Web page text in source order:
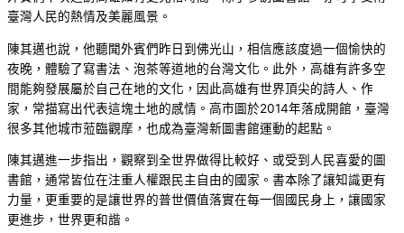
臺灣人民的熱情及美麗風景。
陳其邁也說，他聽聞外賓們昨日到佛光山，相信應該度過一個愉快的
夜晚，體驗了寫書法、泡茶等道地的台灣文化。此外，高雄有許多空
間能夠發展屬於自己在地的文化，因此高雄有世界頂尖的詩人、作
家，常描寫出代表這塊土地的感情。高市圖於2014年落成開館，臺灣
很多其他城市蒞臨觀摩，也成為臺灣新圖書館運動的起點。
陳其邁進一步指出，觀察到全世界做得比較好、或受到人民喜愛的圖
書館，通常皆位在注重人權跟民主自由的國家。書本除了讓知識更有
力量，更重要的是讓世界的普世價值落實在每一個國民身上，讓國家
更進步，世界更和諧。